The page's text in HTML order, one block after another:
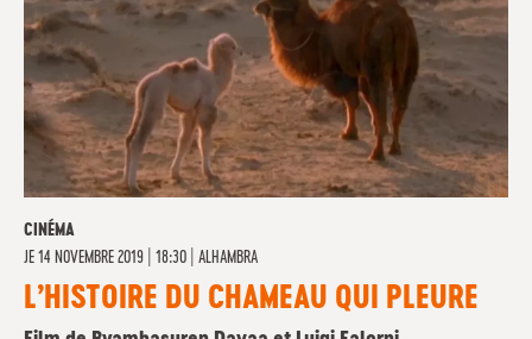
CINÉMA
JE 14 NOVEMBRE 2019 | 18:30 ALHAMBRA
L’HISTOIRE DU CHAMEAU QUI PLEURE